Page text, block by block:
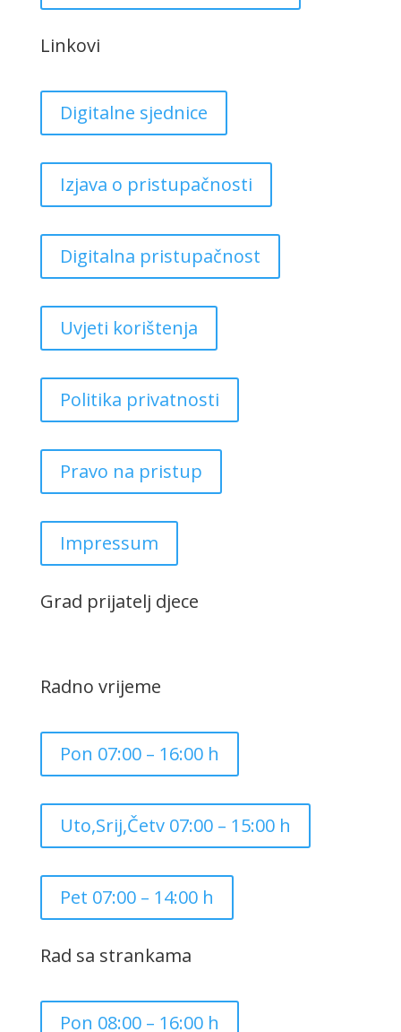
Linkovi
Digitalne sjednice
Izjava o pristupačnosti
Digitalna pristupačnost
Uvjeti korištenja
Politika privatnosti
Pravo na pristup
Impressum
Grad prijatelj djece
Radno vrijeme
Pon 07:00 – 16:00 h
Uto,Srij,Četv 07:00 – 15:00 h
Pet 07:00 – 14:00 h
Rad sa strankama
Pon 08:00 – 16:00 h